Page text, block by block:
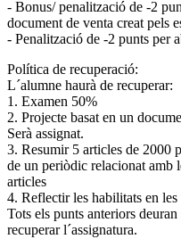
- Bonus/ penalització de -2
document de venta creat pels
- Penalització de -2 punts per
Política de recuperació:
L´alumne haurà de recuperar:
1. Examen 50%
2. Projecte basat en un
Serà assignat.
3. Resumir 5 articles de 2000
de un periòdic relacionat amb
articles
4. Reflectir les habilitats en
Tots els punts anteriors
recuperar l´assignatura.